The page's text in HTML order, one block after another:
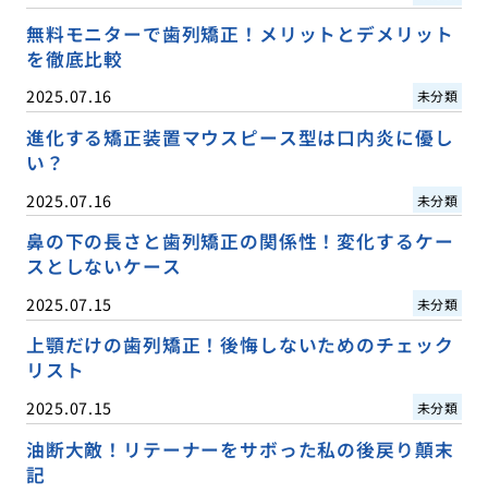
無料モニターで歯列矯正！メリットとデメリット
を徹底比較
2025.07.16 未分類
進化する矯正装置マウスピース型は口内炎に優し
い？
2025.07.16 未分類
鼻の下の長さと歯列矯正の関係性！変化するケー
スとしないケース
2025.07.15 未分類
上顎だけの歯列矯正！後悔しないためのチェック
リスト
2025.07.15 未分類
油断大敵！リテーナーをサボった私の後戻り顛末
記